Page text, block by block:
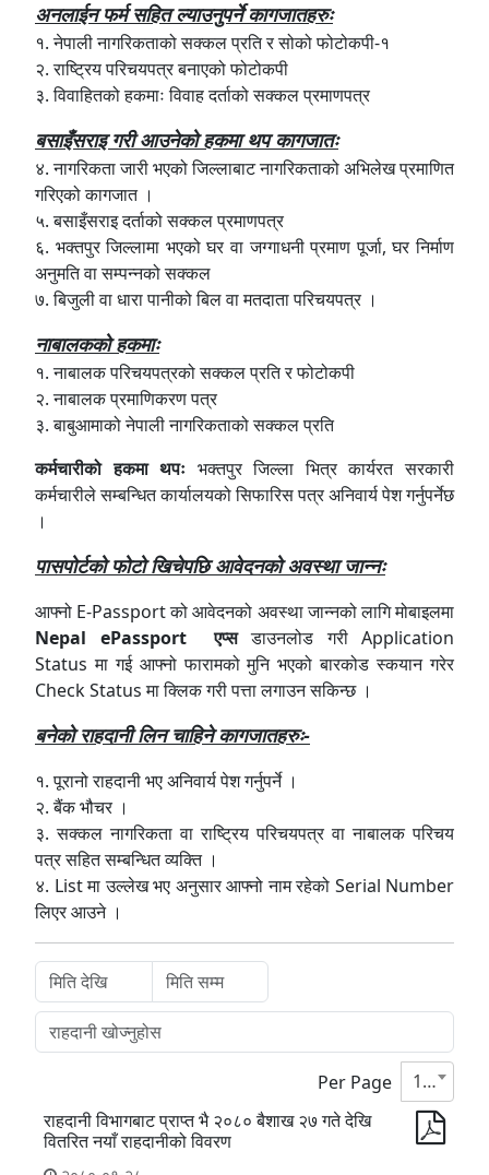
अनलाईन फर्म सहित ल्याउनुपर्ने कागजातहरुः
१. नेपाली नागरिकताको सक्कल प्रति र सोको फोटोकपी-१
२. राष्ट्रिय परिचयपत्र बनाएको फोटोकपी
३. विवाहितको हकमाः विवाह दर्ताको सक्कल प्रमाणपत्र
बसाइँसराइ गरी आउनेको हकमा थप कागजातः
४. नागरिकता जारी भएको जिल्लाबाट नागरिकताको अभिलेख प्रमाणित
गरिएको कागजात ।
५. बसाइँसराइ दर्ताको सक्कल प्रमाणपत्र
६. भक्तपुर जिल्लामा भएको घर वा जग्गाधनी प्रमाण पूर्जा, घर निर्माण
अनुमति वा सम्पन्नको सक्कल
७. बिजुली वा धारा पानीको बिल वा मतदाता परिचयपत्र ।
नाबालकको हकमाः
१. नाबालक परिचयपत्रको सक्कल प्रति र फोटोकपी
२. नाबालक प्रमाणिकरण पत्र
३. बाबुआमाको नेपाली नागरिकताको सक्कल प्रति
कर्मचारीको हकमा थपः भक्तपुर जिल्ला भित्र कार्यरत सरकारी
कर्मचारीले सम्बन्धित कार्यालयको सिफारिस पत्र अनिवार्य पेश गर्नुपर्नेछ
।
पासपोर्टको फोटो खिचेपछि आवेदनको अवस्था जान्नः
आफ्नो E-Passport को आवेदनको अवस्था जान्नको लागि मोबाइलमा
Nepal ePassport एप्सडाउनलोड गरी Application
Status मा गई आफ्नो फारामको मुनि भएको बारकोड स्कयान गरेर
Check Status मा क्लिक गरी पत्ता लगाउन सकिन्छ ।
बनेको राहदानी लिन चाहिने कागजातहरुः-
१. पूरानो राहदानी भए अनिवार्य पेश गर्नुपर्ने ।
२. बैंक भौचर ।
३. सक्कल नागरिकता वा राष्ट्रिय परिचयपत्र वा नाबालक परिचय
पत्र सहित सम्बन्धित व्यक्ति ।
४. List मा उल्लेख भए अनुसार आफ्नो नाम रहेको Serial Number
लिएर आउने ।
Per Page
10
राहदानी विभागबाट प्राप्त भै २०८० बैशाख २७ गते देखि
वितरित नयाँ राहदानीको विवरण